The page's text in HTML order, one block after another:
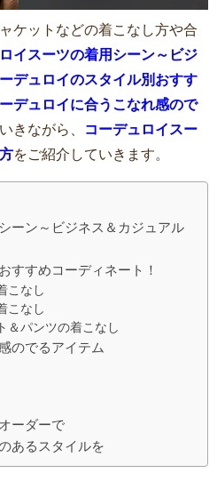
ケットなどの着こなし方や合
ロイスーツの着用シーン～ビジ
デュロイのスタイル別おすす
デュロイに合うこなれ感ので
きながら、
コーデュロイスー
をご紹介していきます。
ーン～ビジネス＆カジュアル
すすめコーディネート！
こなし
こなし
＆パンツの着こなし
のでるアイテム
ーダーで
あるスタイルを